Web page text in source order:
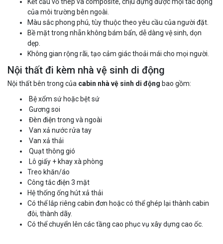
Kết cấu vỏ thép và composite, chịu đựng được mọi tác động
của môi trường bên ngoài.
Màu sắc phong phú, tùy thuộc theo yêu cầu của người đặt.
Bề mặt trong nhẵn không bám bẩn, dễ dàng vệ sinh, dọn
dẹp.
Không gian rộng rãi, tạo cảm giác thoải mái cho mọi người.
Nội thất đi kèm nhà vệ sinh di động
Nội thất bên trong của cabin nhà vệ sinh di động bao gồm:
Bệ xổm sứ hoặc bệt sứ
Gương soi
Đèn điện trong và ngoài
Van xả nước rửa tay
Van xả thải
Quạt thông gió
Lô giấy + khay xà phòng
Treo khăn/áo
Công tắc điện 3 mặt
Hệ thống ống hút xả thải
Có thể lắp riêng cabin đơn hoặc có thể ghép lại thành cabin
đôi, thành dãy.
Có thể chuyển lên các tầng cao phục vụ xây dựng cao ốc.